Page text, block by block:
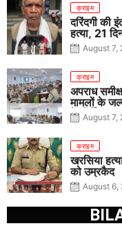
क्राइम
दरिंदगी की
हत्या, 21
August 7,
क्राइम
अपराध
मामलों के
के निर्देश
August 7,
क्राइम
खरसिया
को उम्रकैद
August 6,